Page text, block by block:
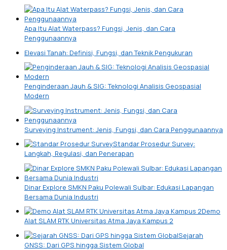
Apa Itu Alat Waterpass? Fungsi, Jenis, dan Cara
Penggunaannya
Elevasi Tanah: Definisi, Fungsi, dan Teknik Pengukuran
Penginderaan Jauh & SIG: Teknologi Analisis Geospasial
Modern
Surveying Instrument: Jenis, Fungsi, dan Cara Penggunaannya
Standar Prosedur Survey:
Langkah, Regulasi, dan Penerapan
Dinar Explore SMKN Paku Polewali Sulbar: Edukasi Lapangan
Bersama Dunia Industri
Demo
Alat SLAM RTK Universitas Atma Jaya Kampus 2
Sejarah
GNSS: Dari GPS hingga Sistem Global